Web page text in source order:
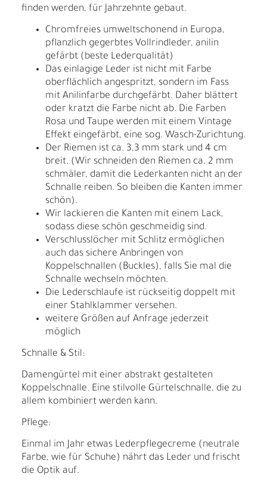
finden werden, für Jahrzehnte gebaut.
Chromfreies umweltschonend in Europa,
pflanzlich gegerbtes Vollrindleder, anilin
gefärbt (beste Lederqualität)
Das einlagige Leder ist nicht mit Farbe
oberflächlich angespritzt, sondern im Fass
mit Anilinfarbe durchgefärbt. Daher blättert
oder kratzt die Farbe nicht ab. Die Farben
Rosa und Taupe werden mit einem Vintage
Effekt eingefärbt, eine sog. Wasch-Zurichtung.
Der Riemen ist ca. 3,3 mm stark und 4 cm
breit. (Wir schneiden den Riemen ca. 2 mm
schmäler, damit die Lederkanten nicht an der
Schnalle reiben. So bleiben die Kanten immer
schön).
Wir lackieren die Kanten mit einem Lack,
sodass diese schön geschmeidig sind.
Verschlusslöcher mit Schlitz ermöglichen
auch das sichere Anbringen von
Koppelschnallen (Buckles), falls Sie mal die
Schnalle wechseln möchten.
Die Lederschlaufe ist rückseitig doppelt mit
einer Stahlklammer versehen.
weitere Größen auf Anfrage jederzeit
möglich
Schnalle & Stil:
Damengürtel mit einer abstrakt gestalteten
Koppelschnalle. Eine stilvolle Gürtelschnalle, die zu
allem kombiniert werden kann.
Pflege:
Einmal im Jahr etwas Lederpflegecreme (neutrale
Farbe, wie für Schuhe) nährt das Leder und frischt
die Optik auf.